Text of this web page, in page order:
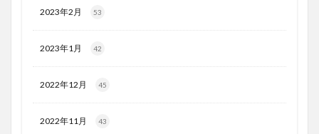
2023年2月 53
2023年1月 42
2022年12月 45
2022年11月 43